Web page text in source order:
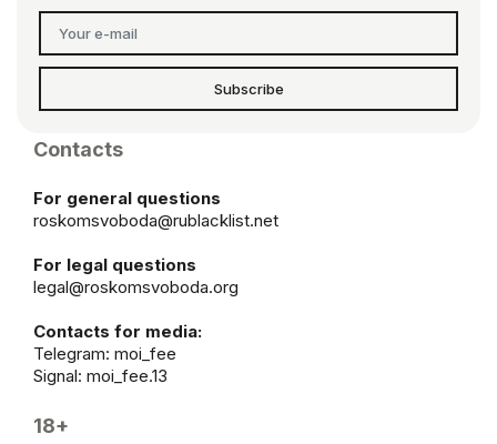
Subscribe
Contacts
For general questions
roskomsvoboda@rublacklist.net
For legal questions
legal@roskomsvoboda.org
Contacts for media:
Telegram: moi_fee
Signal: moi_fee.13
18+